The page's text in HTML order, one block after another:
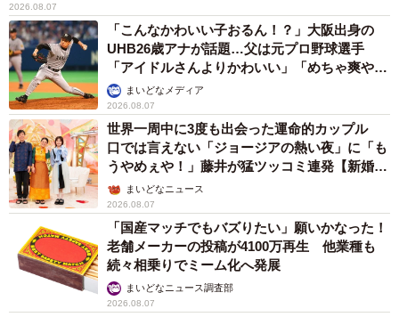
2026.08.07
「こんなかわいい子おるん！？」大阪出身の
UHB26歳アナが話題…父は元プロ野球選手
「アイドルさんよりかわいい」「めちゃ爽や
か」まいどなメディア
2026.08.07
世界一周中に3度も出会った運命的カップル
口では言えない「ジョージアの熱い夜」に「も
うやめぇや！」藤井が猛ツッコミ連発【新婚さ
ん】まいどなニュース
2026.08.07
「国産マッチでもバズりたい」願いかなった！
老舗メーカーの投稿が4100万再生 他業種も
続々相乗りでミーム化へ発展
まいどなニュース調査部
2026.08.07